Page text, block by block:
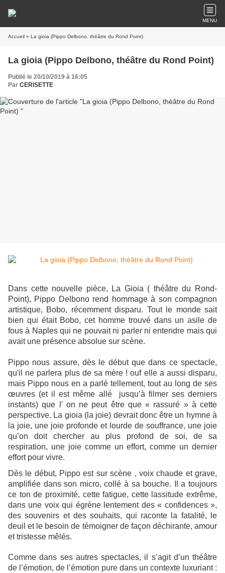
MENU
Accueil » La gioia (Pippo Delbono, théâtre du Rond Point)
La gioia (Pippo Delbono, théâtre du Rond Point)
Publié le 20/10/2019 à 16:05
Par CERISETTE
Dans cette nouvelle pièce, La Gioia ( théâtre du Rond-
Point), Pippo Delbono rend hommage à son compagnon
artistique, Bobo, récemment disparu. Tout le monde sait
bien qui était Bobo, cet homme trouvé dans un asile de
fous à Naples qui ne pouvait ni parler ni entendre mais qui
avait une présence absolue sur scène.
Pippo nous assure, dès le début que dans ce spectacle,
qu'il ne parlera plus de sa mère ! ouf elle a aussi disparu,
mais Pippo nous en a parlé tellement, tout au long de ses
œuvres (et il est même allé jusqu’à filmer ses derniers
instants) que l' on ne peut être que « rassuré » à cette
perspective. La gioia (la joie) devrait donc être un hymne à
la joie, une joie profonde et lourde de souffrance, une joie
qu’on doit chercher au plus profond de soi, de sa
respiration, une joie comme un effort, comme un dernier
effort pour vivre.
Dès le début, Pippo est sur scène , voix chaude et grave,
amplifiée dans son micro, collé à sa bouche. Il a toujours
ce ton de proximité, cette fatigue, cette lassitude extrême,
dans une voix qui égrène lentement des « confidences »,
des souvenirs et des souhaits, qui raconte la fatalité, le
deuil et le besoin de témoigner de façon déchirante, amour
et tristesse mêlés.
Comme dans ses autres spectacles, il s’agit d’un théâtre
de l’émotion, de l’émotion pure dans un contexte luxuriant :